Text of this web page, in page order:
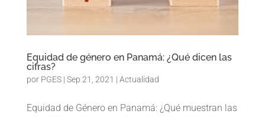
Equidad de género en Panamá: ¿Qué dicen las
cifras?
por PGES| Sep 21, 2021 | Actualidad
Equidad de Género en Panamá: ¿Qué muestran las